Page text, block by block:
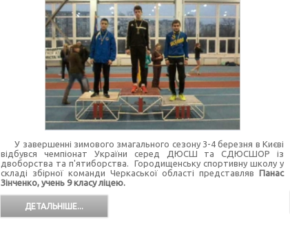
У завершенні зимового змагального сезону 3-4 березня в Києві
відбувся чемпіонат України серед ДЮСШ та СДЮСШОР із
двоборства та п'ятиборства. Городищенську спортивну школу у
складі збірної команди Черкаської області представляв Панас
Зінченко, учень 9 класу ліцею.
ДЕТАЛЬНІШЕ...